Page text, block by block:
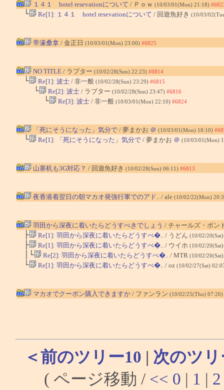
１４１ hotel resevationについて / Ｐｏｗ (10/03/01(Mon) 21:18)
└ Re[1]: １４１ hotel resevationについて / 回遊魚好き (10/03/
帝濠桑拿/ 金正日 (10/03/01(Mon) 23:00) #6825
NO TITLE/ ラプター (10/02/28(Sun) 22:23) #6814
└ Re[1]: 波士/ 非一般 (10/02/28(Sun) 23:29) #6815
└ Re[2]: 波士/ ラプター (10/02/28(Sun) 23:47) #6816
└ Re[3]: 波士/ 非一般 (10/03/01(Mon) 22:10) #6824
「死にそうになった」気分で/ 夢まかお ＠ (10/03/01(Mon) 18:10)
└ Re[1]: 「死にそうになった」気分で/ 夢まかお ＠ (10/03/01(Mon)
山寨机も3G対応？ / 回遊魚好き (10/02/28(Sun) 06:11) #6813
夜香港着翌日の朝マカオ発強行軍でのアド../ ale (10/02/22(Mon)
羽田から深夜に着いたらどうすべきでしょう / チャールズ・ボン
├ Re[1]: 羽田から深夜に着いたらどうすべ�../ うどん (10/02/
├ Re[1]: 羽田から深夜に着いたらどうすべ�../ ウイホ (10/02/
│└ Re[2]: 羽田から深夜に着いたらどうすべ�../ MTR (10/02/
└ Re[1]: 羽田から深夜に着いたらどうすべ�../ oz (10/02/27(Sat)
マカオでクーポン購入できますか/ ファンラン (10/02/25(Thu) 07:26)
＜前のツリー10 | 次のツリ
( ページ移動 / << 0 | 1 | 2